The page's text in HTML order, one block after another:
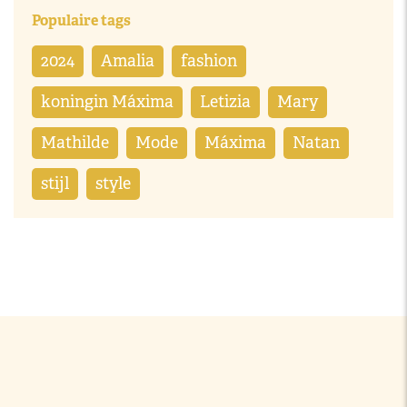
Populaire tags
2024 Amalia fashion
koningin Máxima Letizia Mary
Mathilde Mode Máxima Natan
stijl style